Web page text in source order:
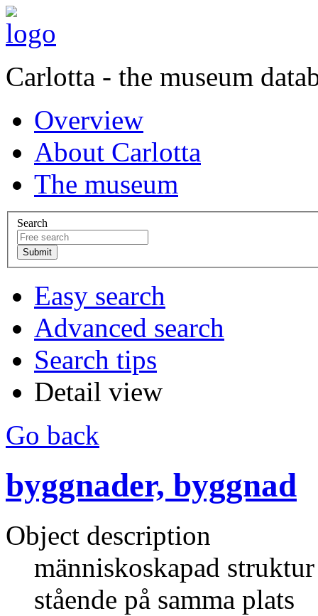
Carlotta - the museum
Overview
About Carlotta
The museum
Search
Easy search
Advanced search
Search tips
Detail view
Go back
byggnader, byggnad
Object description
människoskapad
stående på samma plats